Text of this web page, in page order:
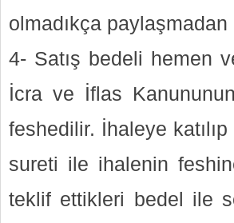
olmadıkça paylaşmadan
4- Satış bedeli hemen
İcra ve İflas
feshedilir. İhaleye
sureti ile ihalenin
teklif ettikleri bedel ile